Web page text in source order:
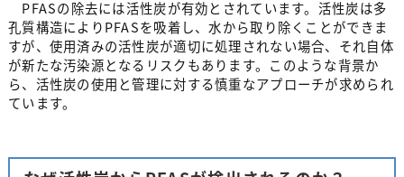
PFASの除去には活性炭が有効とされています。活性炭は多
孔質構造によりPFASを吸着し、水から取り除くことができま
すが、使用済みの活性炭が適切に処理されない場合、それ自体
が新たな汚染源となるリスクもあります。このような背景か
ら、活性炭の使用と管理に対する慎重なアプローチが求められ
ています。